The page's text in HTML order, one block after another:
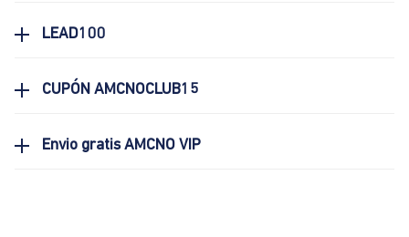
LEAD100
CUPÓN AMCNOCLUB15
Envio gratis AMCNO VIP